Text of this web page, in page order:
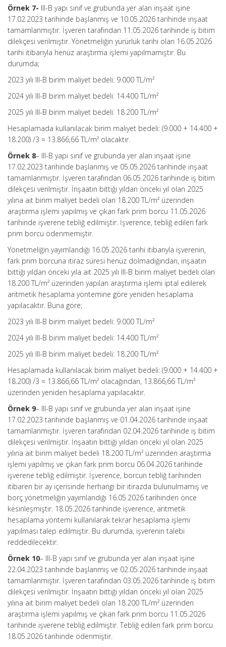
Örnek 7- III-B yapı sınıf ve grubunda yer alan inşaat işine
17.02.2023 tarihinde başlanmış ve 10.05.2026 tarihinde inşaat
tamamlanmıştır. İşveren tarafından 11.05.2026 tarihinde iş bitim
dilekçesi verilmiştir. Yönetmeliğin yürürlük tarihi olan 16.05.2026
tarihi itibarıyla henüz araştırma işlemi yapılmamıştır. Bu
durumda;
2023 yılı III-B birim maliyet bedeli: 9.000 TL/m²
2024 yılı III-B birim maliyet bedeli: 14.400 TL/m²
2025 yılı III-B birim maliyet bedeli: 18.200 TL/m²
Hesaplamada kullanılacak birim maliyet bedeli: (9.000 + 14.400 +
18.200) /3 = 13.866,66 TL/m² olacaktır.
Örnek 8– III-B yapı sınıf ve grubunda yer alan inşaat işine
17.02.2023 tarihinde başlanmış ve 05.05.2026 tarihinde inşaat
tamamlanmıştır. İşveren tarafından 06.05.2026 tarihinde iş bitim
dilekçesi verilmiştir. İnşaatın bittiği yıldan önceki yıl olan 2025
yılına ait birim maliyet bedeli olan 18.200 TL/m² üzerinden
araştırma işlemi yapılmış ve çıkan fark prim borcu 11.05.2026
tarihinde işverene tebliğ edilmiştir. İşverence, tebliğ edilen fark
prim borcu ödenmemiştir.
Yönetmeliğin yayımlandığı 16.05.2026 tarihi itibarıyla işverenin,
fark prim borcuna itiraz süresi henüz dolmadığından, inşaatın
bittiği yıldan önceki yıla ait 2025 yılı III-B birim maliyet bedeli olan
18.200 TL/m² üzerinden yapılan araştırma işlemi iptal edilerek
aritmetik hesaplama yöntemine göre yeniden hesaplama
yapılacaktır. Buna göre;
2023 yılı III-B birim maliyet bedeli: 9.000 TL/m²
2024 yılı III-B birim maliyet bedeli: 14.400 TL/m²
2025 yılı III-B birim maliyet bedeli: 18.200 TL/m²
Hesaplamada kullanılacak birim maliyet bedeli: (9.000 + 14.400 +
18.200) /3 = 13.866,66 TL/m² olacağından, 13.866,66 TL/m²
üzerinden yeniden hesaplama yapılacaktır.
Örnek 9– III-B yapı sınıf ve grubunda yer alan inşaat işine
17.02.2023 tarihinde başlanmış ve 01.04.2026 tarihinde inşaat
tamamlanmıştır. İşveren tarafından 02.04.2026 tarihinde iş bitim
dilekçesi verilmiştir. İnşaatın bittiği yıldan önceki yıl olan 2025
yılına ait birim maliyet bedeli 18.200 TL/m² üzerinden araştırma
işlemi yapılmış ve çıkan fark prim borcu 06.04.2026 tarihinde
işverene tebliğ edilmiştir. İşverence, borcun tebliğ tarihinden
itibaren bir ay içerisinde herhangi bir itirazda bulunulmamış ve
borç yönetmeliğin yayımlandığı 16.05.2026 tarihinden önce
kesinleşmiştir. 18.05.2026 tarihinde işverence, aritmetik
hesaplama yöntemi kullanılarak tekrar hesaplama işlemi
yapılması talep edilmiştir. Bu durumda, işverenin talebi
reddedilecektir.
Örnek 10– III-B yapı sınıf ve grubunda yer alan inşaat işine
22.04.2023 tarihinde başlanmış ve 02.05.2026 tarihinde inşaat
tamamlanmıştır. İşveren tarafından 03.05.2026 tarihinde iş bitim
dilekçesi verilmiştir. İnşaatın bittiği yıldan önceki yıl olan 2025
yılına ait birim maliyet bedeli olan 18.200 TL/m² üzerinden
araştırma işlemi yapılmış ve çıkan fark prim borcu 11.05.2026
tarihinde işverene tebliğ edilmiştir. Tebliğ edilen fark prim borcu
18.05.2026 tarihinde ödenmiştir.